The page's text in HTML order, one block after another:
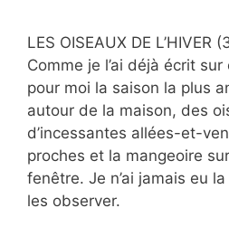
LES OISEAUX DE L’HIVER
Comme je l’ai déjà écrit
pour moi la saison la plus
autour de la maison, des
d’incessantes allées-et-
proches et la mangeoire
fenêtre. Je n’ai jamais eu
les observer.